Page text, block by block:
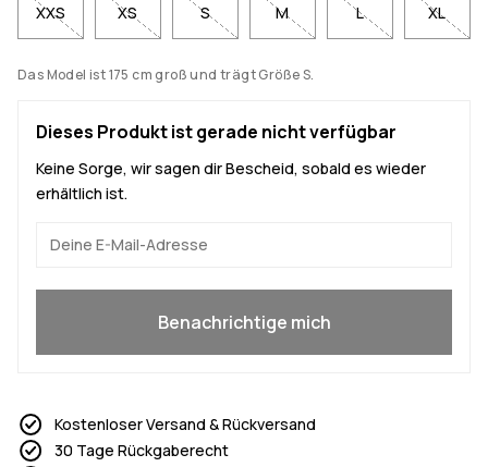
XXS XS S M L XL
Das Model ist 175 cm groß und trägt Größe S.
Dieses Produkt ist gerade nicht verfügbar
Keine Sorge, wir sagen dir Bescheid, sobald es wieder
erhältlich ist.
Benachrichtige mich
Kostenloser Versand & Rückversand
30 Tage Rückgaberecht